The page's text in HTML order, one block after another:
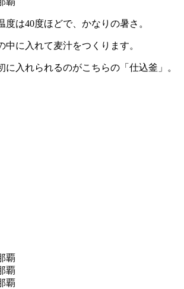
度は40度ほどで、かなりの暑さ。
中に入れて麦汁をつくります。
に入れられるのがこちらの「仕込釜」。